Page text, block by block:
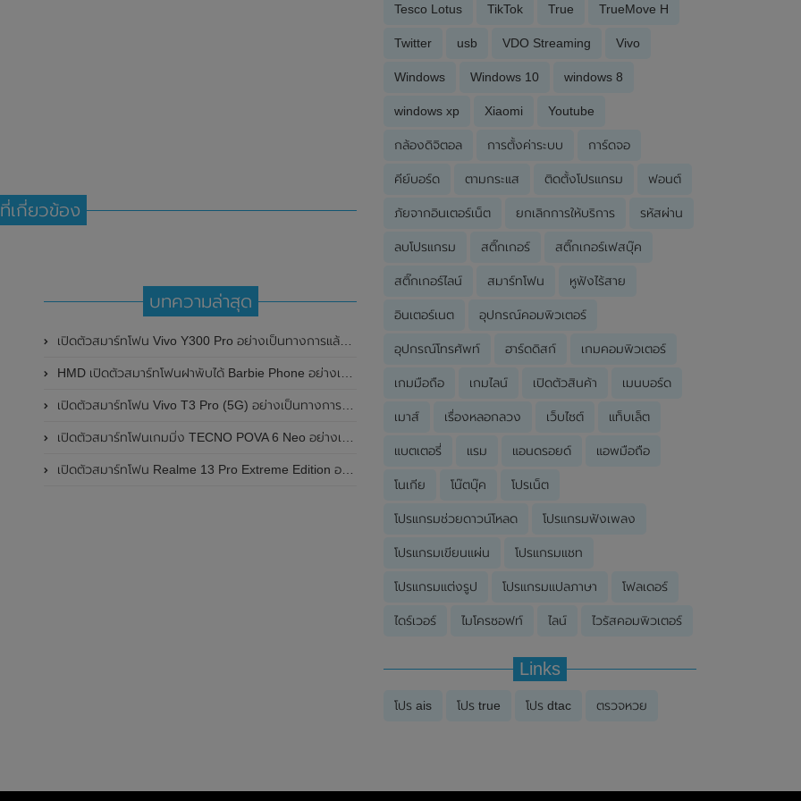
เกี่ยวข้อง
บทความล่าสุด
เปิดตัวสมาร์ทโฟน Vivo Y300 Pro อย่างเป็นทางการแล้วในประเทศจีน มาพร้อมดีไซน์พรีเมี่ยม ทนทาน และแบตเตอรี่สุดอึดขนาดใหญ่ 6,500mAh พร้อมรองรับการชาร์จไว 80W
HMD เปิดตัวสมาร์ทโฟนฝาพับได้ Barbie Phone อย่างเป็นทางการแล้ว มาพร้อมธีมสีชมพูสดใส
เปิดตัวสมาร์ทโฟน Vivo T3 Pro (5G) อย่างเป็นทางการแล้วในประเทศอินเดีย
เปิดตัวสมาร์ทโฟนเกมมิ่ง TECNO POVA 6 Neo อย่างเป็นทางการแล้วในประเทศไทย ในราคา 8,499 บาท
เปิดตัวสมาร์ทโฟน Realme 13 Pro Extreme Edition อย่างเป็นทางการแล้วในประเทศจีน
Tesco Lotus TikTok True TrueMove H
Twitter usb VDO Streaming Vivo
Windows Windows 10 windows 8
windows xp Xiaomi Youtube
กล้องดิจิตอล การตั้งค่าระบบ การ์ดจอ
คีย์บอร์ด ตามกระแส ติดตั้งโปรแกรม ฟอนต์
ภัยจากอินเตอร์เน็ต ยกเลิกการให้บริการ รหัสผ่าน
ลบโปรแกรม สติ๊กเกอร์ สติ๊กเกอร์เฟสบุ๊ค
สติ๊กเกอร์ไลน์ สมาร์ทโฟน หูฟังไร้สาย
อินเตอร์เนต อุปกรณ์คอมพิวเตอร์
อุปกรณ์โทรศัพท์ ฮาร์ดดิสก์ เกมคอมพิวเตอร์
เกมมือถือ เกมไลน์ เปิดตัวสินค้า เมนบอร์ด
เมาส์ เรื่องหลอกลวง เว็บไซต์ แท็บเล็ต
แบตเตอรี่ แรม แอนดรอยด์ แอพมือถือ
โนเกีย โน๊ตบุ๊ค โปรเน็ต
โปรแกรมช่วยดาวน์โหลด โปรแกรมฟังเพลง
โปรแกรมเขียนแผ่น โปรแกรมแชท
โปรแกรมแต่งรูป โปรแกรมแปลภาษา โฟลเดอร์
ไดร์เวอร์ ไมโครซอฟท์ ไลน์ ไวรัสคอมพิวเตอร์
Links
โปร ais โปร true โปร dtac ตรวจหวย